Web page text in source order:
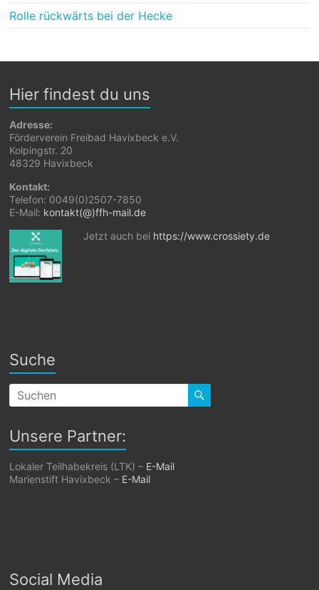
Rolle rückwärts bei der Hecke
Hier findest du uns
Adresse:
Förderverein Freibad Havixbeck e.V.
Kolpingstr. 20
48329 Havixbeck
Kontakt:
Telefon: 0049(0)2507-7850
E-Mail: kontakt(@)ffh-mail.de
Jetzt auch bei https://www.crossiety.de
Suche
Unsere Partner:
Lokaler Teilhabekreis (LTK) – E-Mail
Marienstift Havixbeck – E-Mail
Social Media